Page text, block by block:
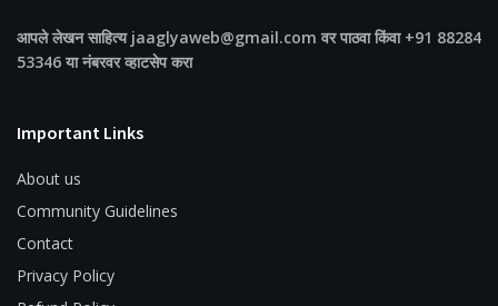
आपले लेखन साहित्य jaaglyaweb@gmail.com वर पाठवा किंवा +91 88284
53346 या नंबरवर व्हाटसेप करा
Important Links
About us
Community Guidelines
Contact
Privacy Policy